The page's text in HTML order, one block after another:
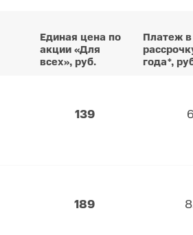
Единая цена по
акции «Для
всех», руб.
Платеж в
года*,
139
189